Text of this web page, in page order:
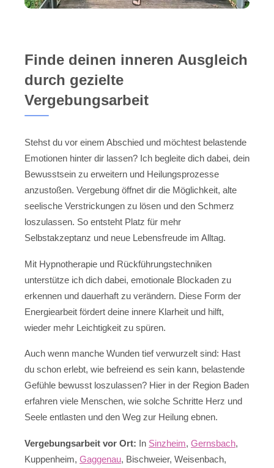
Finde deinen inneren Ausgleich
durch gezielte
Vergebungsarbeit
Stehst du vor einem Abschied und möchtest belastende
Emotionen hinter dir lassen? Ich begleite dich dabei, dein
Bewusstsein zu erweitern und Heilungsprozesse
anzustoßen. Vergebung öffnet dir die Möglichkeit, alte
seelische Verstrickungen zu lösen und den Schmerz
loszulassen. So entsteht Platz für mehr
Selbstakzeptanz und neue Lebensfreude im Alltag.
Mit Hypnotherapie und Rückführungstechniken
unterstütze ich dich dabei, emotionale Blockaden zu
erkennen und dauerhaft zu verändern. Diese Form der
Energiearbeit fördert deine innere Klarheit und hilft,
wieder mehr Leichtigkeit zu spüren.
Auch wenn manche Wunden tief verwurzelt sind: Hast
du schon erlebt, wie befreiend es sein kann, belastende
Gefühle bewusst loszulassen? Hier in der Region Baden
erfahren viele Menschen, wie solche Schritte Herz und
Seele entlasten und den Weg zur Heilung ebnen.
Vergebungsarbeit vor Ort: In Sinzheim, Gernsbach,
Kuppenheim, Gaggenau, Bischweier, Weisenbach,